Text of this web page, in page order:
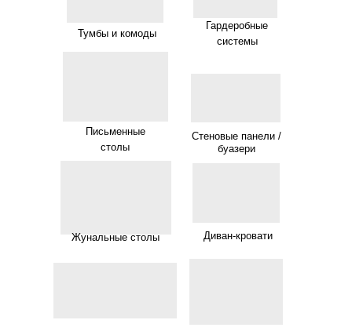
Тумбы и комоды
Диван-кровати
Жунальные столы
Гардеробные
системы
Стеновые панели /
буазери
Письменные
столы